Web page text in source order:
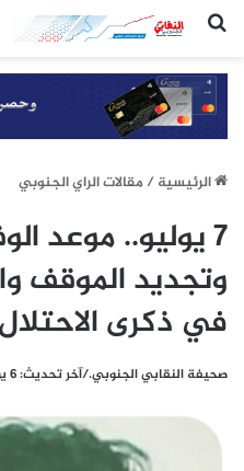
(النقابي الجنوبي:/خاص.)
الرئيسيِة/مقالات الراي الجنوبي
7 يوليو.. موعد
وتجديد الموقف
في ذكرى الاحتلال
صحيفة النقابي الجنوبي./آخر تحديث: 6 يوليو، 2026